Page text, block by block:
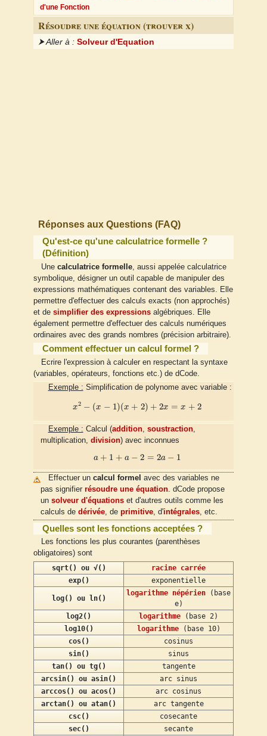
d'une Fonction
Résoudre une équation (trouver x)
⮞ Aller à : Solveur d'Equation
Réponses aux Questions (FAQ)
Qu'est-ce qu'une calculatrice formelle ?
(Définition)
Une calculatrice formelle, aussi appelée calculatrice
symbolique, désigner un outil capable de manipuler des
expressions mathématiques contenant des variables. Elle
permettre d'effectuer des calculs exacts (non approchés)
et de simplifier des expressions algébriques. Elle
également permettre d'effectuer des calculs numériques
ordinaires avec des grands nombres (précision arbitraire).
Comment effectuer un calcul formel ?
Ecrire l'expression à calculer en respectant la syntaxe
(variables, opérateurs, fonctions etc.) de dCode.
Exemple : Simplification de polynome avec variable :
x2 − (x − 1)(x + 2) + 2x = x + 2
x − 1 2) x=
Exemple : Calcul (addition, soustraction,
multiplication, division) avec inconnues
a + 1 + a − 2 = 2a − 1
a+ 1 +a 2= 2a−1
Effectuer un calcul formel avec des variables ne
pas signifier résoudre une équation. dCode propose
un solveur d'équations et d'autres outils comme les
calculs de dérivée, de primitive, d'intégrales, etc.
Quelles sont les fonctions acceptées ?
Les fonctions les plus courantes (parenthèses
obligatoires) sont
sqrt() ou √()
racine carrée
exp()
exponentielle
log() ou ln()
logarithme népérien (base
e)
log2()
logarithme (base 2)
log10()
logarithme(base 10)
cos()
cosinus
sin()
sinus
tan() ou tg()
tangente
arcsin() ou asin()
arc sinus
arccos() ou acos()
arc cosinus
arctan() ou atan()
arc tangente
csc()
cosecante
sec()
secante